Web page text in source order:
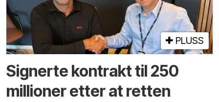
PLUSS
Signerte kontrakt til 250
millioner etter at retten